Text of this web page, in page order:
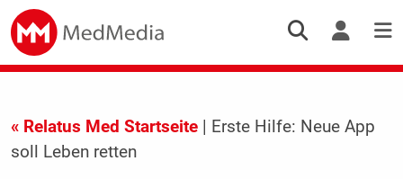
« Relatus Med Startseite| Erste Hilfe: Neue App
soll Leben retten